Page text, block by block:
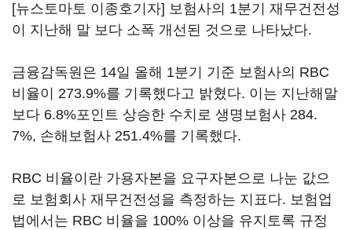
[뉴스토마토 이종호기자] 보험사의 1분기 재무건전성
이 지난해 말 보다 소폭 개선된 것으로 나타났다.
금융감독원은 14일 올해 1분기 기준 보험사의 RBC
비율이 273.9%를 기록했다고 밝혔다. 이는 지난해말
보다 6.8%포인트 상승한 수치로 생명보험사 284.
7%, 손해보험사 251.4%를 기록했다.
RBC 비율이란 가용자본을 요구자본으로 나눈 값으
로 보험회사 재무건전성을 측정하는 지표다. 보험업
법에서는 RBC 비율을 100% 이상을 유지토록 규정